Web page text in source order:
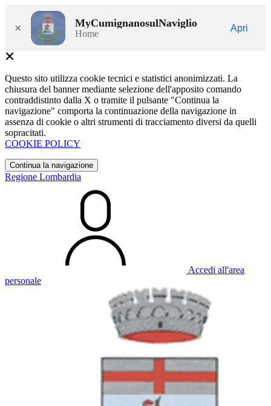
× MyCumignanosulNaviglio
Home
Apri
Questo sito utilizza cookie tecnici e statistici anonimizzati. La
chiusura del banner mediante selezione dell'apposito comando
contraddistinto dalla X o tramite il pulsante "Continua la
navigazione" comporta la continuazione della navigazione in
assenza di cookie o altri strumenti di tracciamento diversi da quelli
sopracitati.
COOKIE POLICY
Continua la navigazione
Regione Lombardia
Accedi all'area
personale